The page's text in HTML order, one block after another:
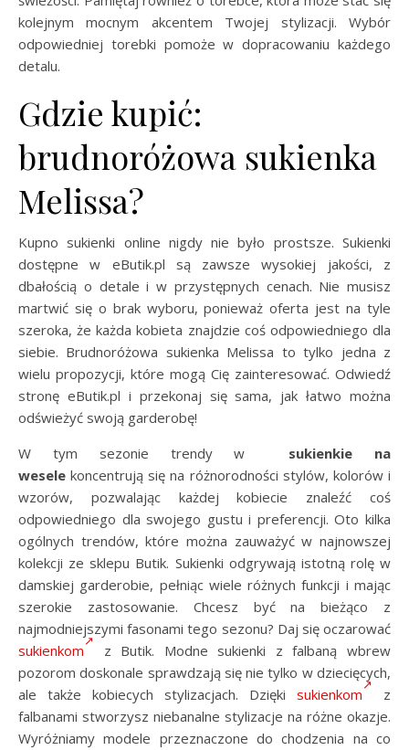
kolejnym mocnym akcentem Twojej stylizacji. Wybór
odpowiedniej torebki pomoże w dopracowaniu każdego
detalu.
Gdzie kupić:
brudnoróżowa sukienka
Melissa?
Kupno sukienki online nigdy nie było prostsze. Sukienki
dostępne w eButik.pl są zawsze wysokiej jakości, z
dbałością o detale i w przystępnych cenach. Nie musisz
martwić się o brak wyboru, ponieważ oferta jest na tyle
szeroka, że każda kobieta znajdzie coś odpowiedniego dla
siebie. Brudnoróżowa sukienka Melissa to tylko jedna z
wielu propozycji, które mogą Cię zainteresować. Odwiedź
stronę eButik.pl i przekonaj się sama, jak łatwo można
odświeżyć swoją garderobę!
W tym sezonie trendy w sukienkie na
wesele koncentrują się na różnorodności stylów, kolorów i
wzorów, pozwalając każdej kobiecie znaleźć coś
odpowiedniego dla swojego gustu i preferencji. Oto kilka
ogólnych trendów, które można zauważyć w najnowszej
kolekcji ze sklepu Butik. Sukienki odgrywają istotną rolę w
damskiej garderobie, pełniąc wiele różnych funkcji i mając
szerokie zastosowanie. Chcesz być na bieżąco z
najmodniejszymi fasonami tego sezonu? Daj się oczarować
sukienkom
z Butik. Modne sukienki z falbaną wbrew
pozorom doskonale sprawdzają się nie tylko w dziecięcych,
ale także kobiecych stylizacjach. Dzięki sukienkom
z
falbanami stworzysz niebanalne stylizacje na różne okazje.
Wyróżniamy modele przeznaczone do chodzenia na co